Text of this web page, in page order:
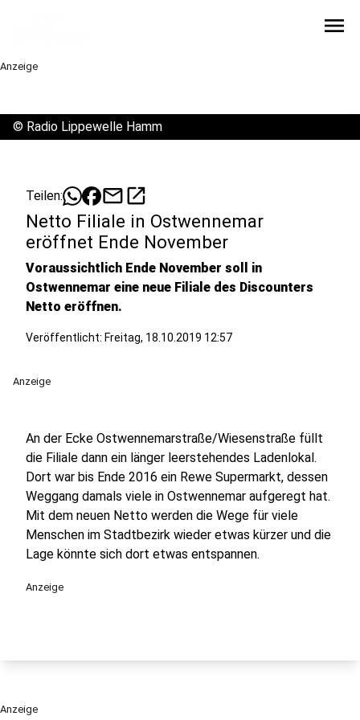
menu
Anzeige
© Radio Lippewelle Hamm
Teilen: mailopen_in_new
Netto Filiale in Ostwennemar
eröffnet Ende November
Voraussichtlich Ende November soll in
Ostwennemar eine neue Filiale des Discounters
Netto eröffnen.
Veröffentlicht: Freitag, 18.10.2019 12:57
Anzeige
An der Ecke Ostwennemarstraße/Wiesenstraße füllt
die Filiale dann ein länger leerstehendes Ladenlokal.
Dort war bis Ende 2016 ein Rewe Supermarkt, dessen
Weggang damals viele in Ostwennemar aufgeregt hat.
Mit dem neuen Netto werden die Wege für viele
Menschen im Stadtbezirk wieder etwas kürzer und die
Lage könnte sich dort etwas entspannen.
Anzeige
Anzeige